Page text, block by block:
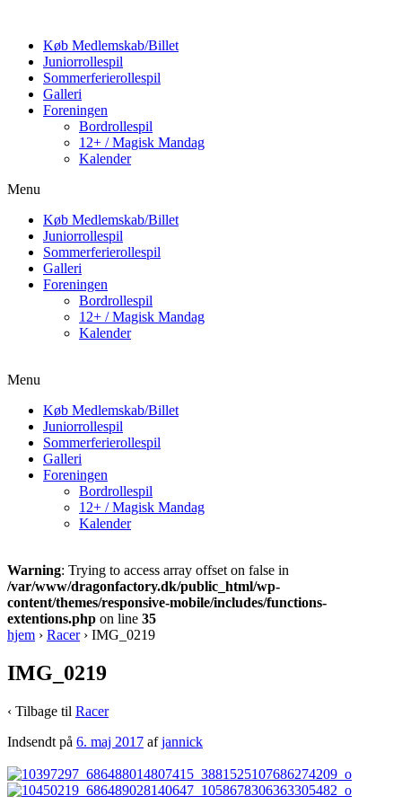
Køb Medlemskab/Billet
Juniorrollespil
Sommerferierollespil
Galleri
Foreningen
Bordrollespil
12+ / Magisk Mandag
Kalender
Menu
Køb Medlemskab/Billet
Juniorrollespil
Sommerferierollespil
Galleri
Foreningen
Bordrollespil
12+ / Magisk Mandag
Kalender
Menu
Køb Medlemskab/Billet
Juniorrollespil
Sommerferierollespil
Galleri
Foreningen
Bordrollespil
12+ / Magisk Mandag
Kalender
Warning: Trying to access array offset on false in
/var/www/dragonfactory.dk/public_html/wp-
content/themes/responsive-mobile/includes/functions-
extentions.php on line 35
hjem › Racer › IMG_0219
IMG_0219
‹ Tilbage til Racer
Indsendt på 6. maj 2017 afjannick